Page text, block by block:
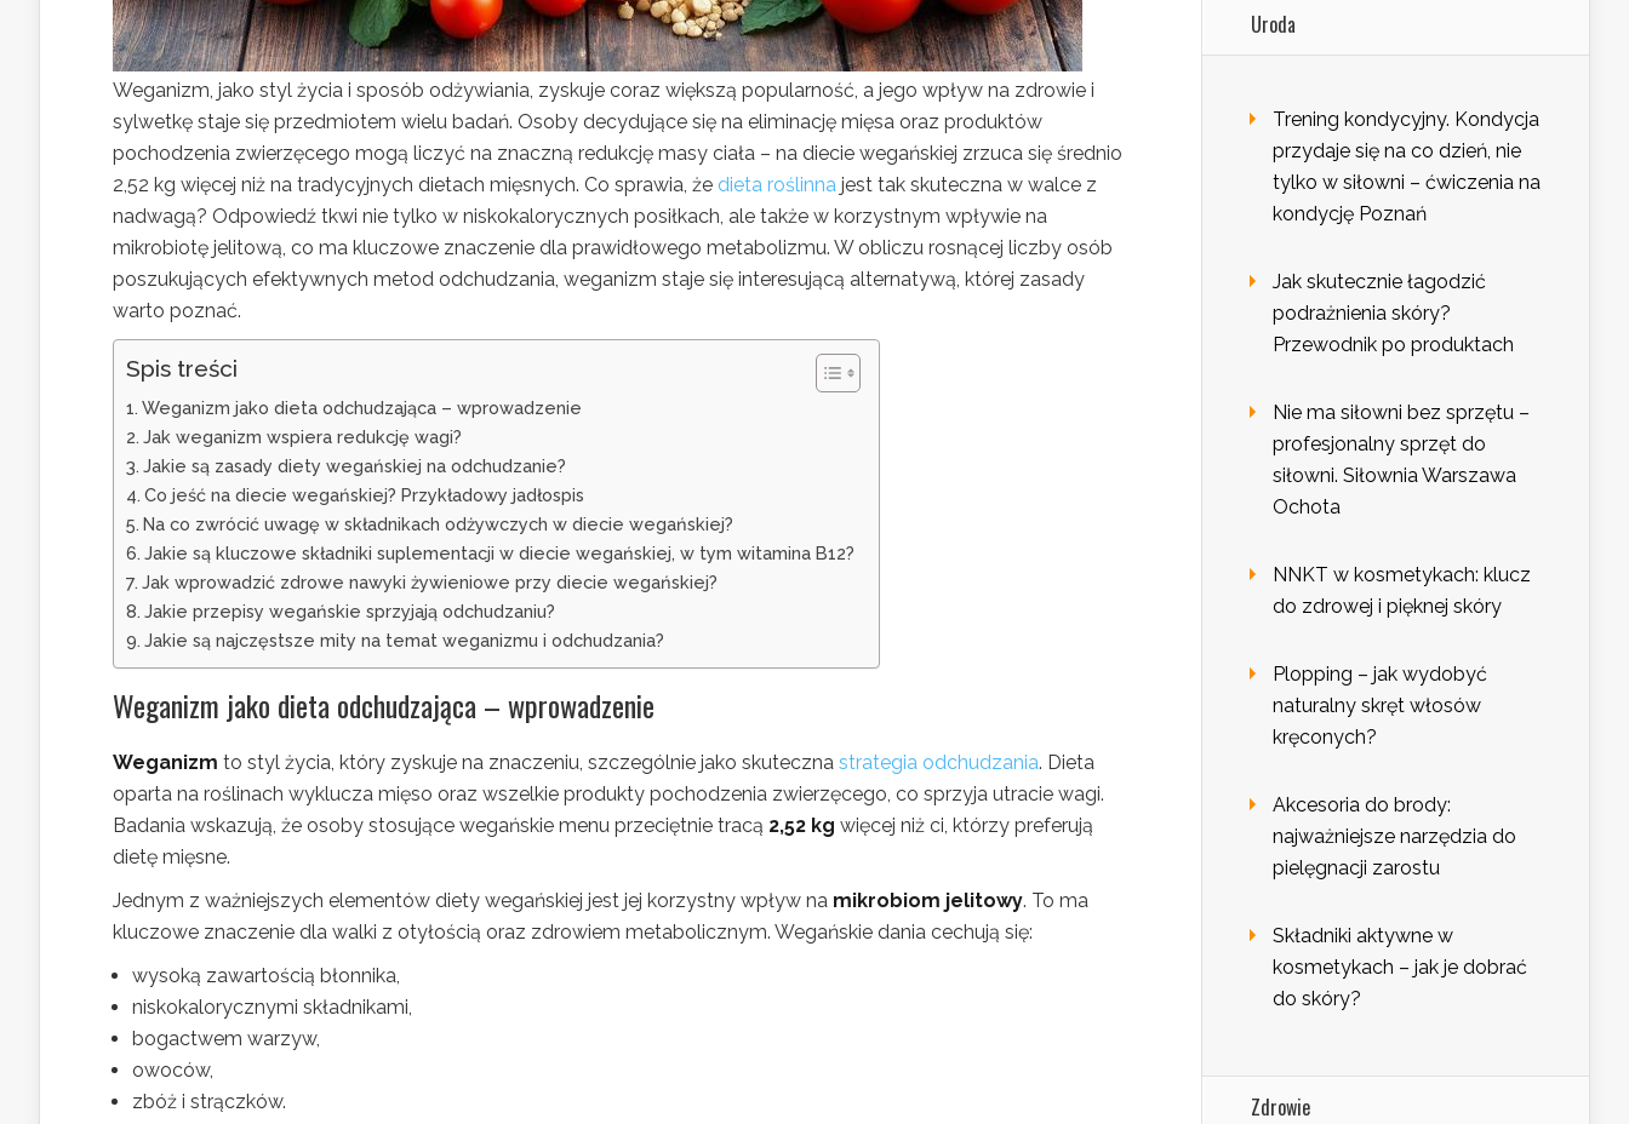
Weganizm, jako styl życia i sposób odżywiania, zyskuje coraz większą popularność, a jego wpływ na zdrowie i
sylwetkę staje się przedmiotem wielu badań. Osoby decydujące się na eliminację mięsa oraz produktów
pochodzenia zwierzęcego mogą liczyć na znaczną redukcję masy ciała – na diecie wegańskiej zrzuca się średnio
2,52 kg więcej niż na tradycyjnych dietach mięsnych. Co sprawia, że dieta roślinna jest tak skuteczna w walce z
nadwagą? Odpowiedź tkwi nie tylko w niskokalorycznych posiłkach, ale także w korzystnym wpływie na
mikrobiotę jelitową, co ma kluczowe znaczenie dla prawidłowego metabolizmu. W obliczu rosnącej liczby osób
poszukujących efektywnych metod odchudzania, weganizm staje się interesującą alternatywą, której zasady
warto poznać.
Spis treści
Weganizm jako dieta odchudzająca – wprowadzenie
Jak weganizm wspiera redukcję wagi?
Jakie są zasady diety wegańskiej na odchudzanie?
Co jeść na diecie wegańskiej? Przykładowy jadłospis
Na co zwrócić uwagę w składnikach odżywczych w diecie wegańskiej?
Jakie są kluczowe składniki suplementacji w diecie wegańskiej, w tym witamina B12?
Jak wprowadzić zdrowe nawyki żywieniowe przy diecie wegańskiej?
Jakie przepisy wegańskie sprzyjają odchudzaniu?
Jakie są najczęstsze mity na temat weganizmu i odchudzania?
Weganizm jako dieta odchudzająca – wprowadzenie
Weganizm to styl życia, który zyskuje na znaczeniu, szczególnie jako skuteczna strategia odchudzania. Dieta
oparta na roślinach wyklucza mięso oraz wszelkie produkty pochodzenia zwierzęcego, co sprzyja utracie wagi.
Badania wskazują, że osoby stosujące wegańskie menu przeciętnie tracą 2,52 kg więcej niż ci, którzy preferują
dietę mięsne.
Jednym z ważniejszych elementów diety wegańskiej jest jej korzystny wpływ na mikrobiom jelitowy. To ma
kluczowe znaczenie dla walki z otyłością oraz zdrowiem metabolicznym. Wegańskie dania cechują się:
wysoką zawartością błonnika,
niskokalorycznymi składnikami,
bogactwem warzyw,
owoców,
zbóż i strączków.
Uroda
Trening kondycyjny. Kondycja
przydaje się na co dzień, nie
tylko w siłowni – ćwiczenia na
kondycję Poznań
Jak skutecznie łagodzić
podrażnienia skóry?
Przewodnik po produktach
Nie ma siłowni bez sprzętu –
profesjonalny sprzęt do
siłowni. Siłownia Warszawa
Ochota
NNKT w kosmetykach: klucz
do zdrowej i pięknej skóry
Plopping – jak wydobyć
naturalny skręt włosów
kręconych?
Akcesoria do brody:
najważniejsze narzędzia do
pielęgnacji zarostu
Składniki aktywne w
kosmetykach – jak je dobrać
do skóry?
Zdrowie